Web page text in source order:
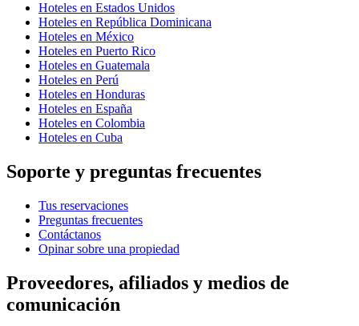
Hoteles en Estados Unidos
Hoteles en República Dominicana
Hoteles en México
Hoteles en Puerto Rico
Hoteles en Guatemala
Hoteles en Perú
Hoteles en Honduras
Hoteles en España
Hoteles en Colombia
Hoteles en Cuba
Soporte y preguntas frecuentes
Tus reservaciones
Preguntas frecuentes
Contáctanos
Opinar sobre una propiedad
Proveedores, afiliados y medios de
comunicación